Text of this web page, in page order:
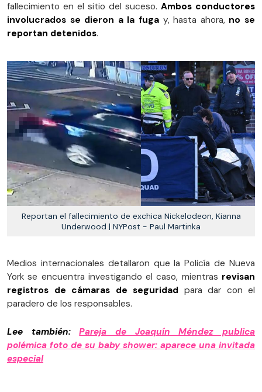
fallecimiento en el sitio del suceso. Ambos conductores
involucrados se dieron a la fuga y, hasta ahora, no se
reportan detenidos.
Reportan el fallecimiento de exchica Nickelodeon, Kianna
Underwood | NYPost - Paul Martinka
Medios internacionales detallaron que la Policía de Nueva
York se encuentra investigando el caso, mientras revisan
registros de cámaras de seguridad para dar con el
paradero de los responsables.
Lee también:Pareja de Joaquín Méndez publica
polémica foto de su baby shower: aparece una invitada
especial